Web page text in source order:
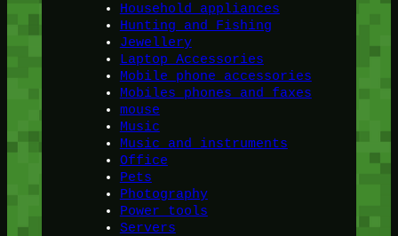
Household appliances
Hunting and Fishing
Jewellery
Laptop Accessories
Mobile phone accessories
Mobiles phones and faxes
mouse
Music
Music and instruments
Office
Pets
Photography
Power tools
Servers